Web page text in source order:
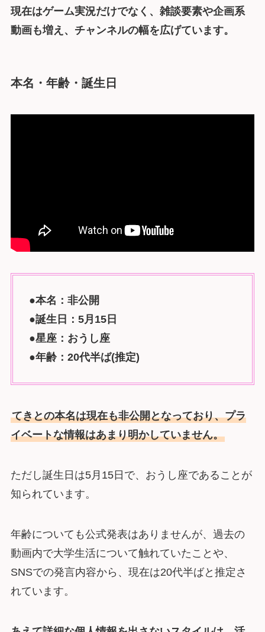
現在はゲーム実況だけでなく、雑談要素や企画系
動画も増え、チャンネルの幅を広げています。
本名・年齢・誕生日
●本名：非公開
●誕生日：5月15日
●星座：おうし座
●年齢：20代半ば(推定)
てきとの本名は現在も非公開となっており、プラ
イベートな情報はあまり明かしていません。
ただし誕生日は5月15日で、おうし座であることが
知られています。
年齢についても公式発表はありませんが、過去の
動画内で大学生活について触れていたことや、
SNSでの発言内容から、現在は20代半ばと推定さ
れています。